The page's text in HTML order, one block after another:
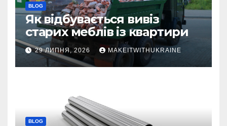
BLOG
Як відбувається вивіз
старих меблів із квартири
29 ЛИПНЯ, 2026 MAKEITWITHUKRAINE
BLOG